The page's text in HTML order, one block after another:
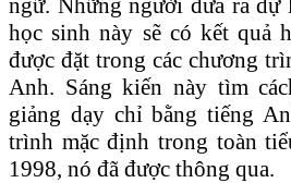
ngữ. Những người đưa ra dự
học sinh này sẽ có kết quả
được đặt trong các chương
Anh. Sáng kiến này tìm
giảng dạy chỉ bằng tiếng
trình mặc định trong toàn
1998, nó đã được thông qua.